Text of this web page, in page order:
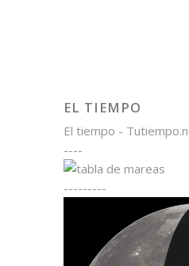
EL TIEMPO
El tiempo -
----
---------